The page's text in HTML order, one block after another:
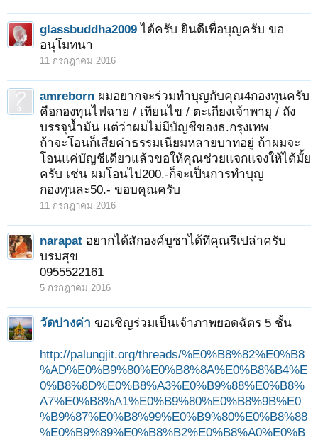
glassbuddha2009 ได้ครับ ยินดีเพื่อบุญครับ ขอ
อนุโมทนา
11 กรกฎาคม 2016
amreborn ผมอยากจะร่วมทำบุญกับคุณ4กองทุนครับ
คือกองทุนไฟฉาย / เทียนไข / ตะเกียงเจ้าพายุ / ถัง
บรรจุน้ำมัน แต่ว่าผมไม่มีบัญชีของธ.กรุงเทพ
ถ้าจะโอนก็เสียค่าธรรมเนียมหลายบาทอยู่ ถ้าผมจะ
โอนแค่บัญชีเดียวแล้วขอให้คุณช่วยแจกแจงให้ได้มั้ย
ครับ เช่น ผมโอนไป200.-ก็จะเป็นการทำบุญ
กองทุนละ50.- ขอบคุณครับ
11 กรกฎาคม 2016
narapat อยากได้สักองค์บูชาได้ทึ่คุณรึเปล่าครับ
บรมสุข
0955522161
5 กรกฎาคม 2016
วัดปางค่า ขอเชิญร่วมเป็นเจ้าภาพยอดฉัตร 5 ชั้น
http://palungjit.org/threads/%E0%B8%82%E0%B8
%AD%E0%B9%80%E0%B8%8A%E0%B8%B4%E
0%B8%8D%E0%B8%A3%E0%B9%88%E0%B8%
A7%E0%B8%A1%E0%B9%80%E0%B8%9B%E0
%B9%87%E0%B8%99%E0%B9%80%E0%B8%88
%E0%B9%89%E0%B8%B2%E0%B8%A0%E0%B